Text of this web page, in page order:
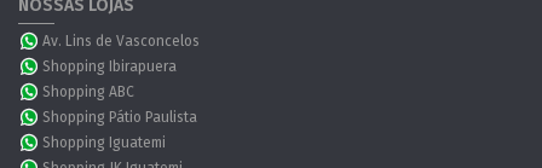
NOSSAS LOJAS
Av. Lins de Vasconcelos
Shopping Ibirapuera
Shopping ABC
Shopping Pátio Paulista
Shopping Iguatemi